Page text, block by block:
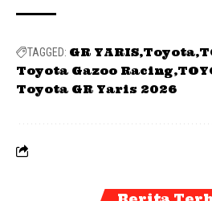
TAGGED: GR YARIS Toyota
Toyota Gazoo Racing
Toyota GR Yaris 2026